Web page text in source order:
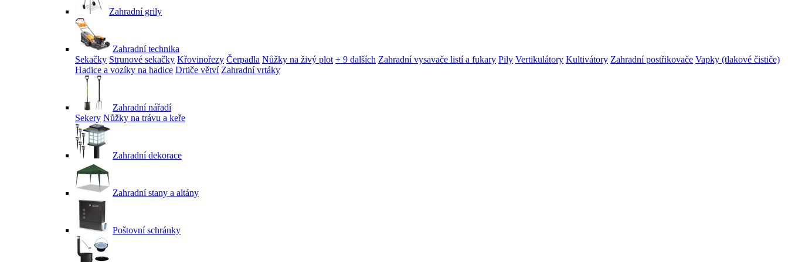
Zahradní grily
Zahradní technika
Sekačky Strunové sekačky Křovinořezy Čerpadla Nůžky na živý plot + 9 dalších Zahradní vysavače listí a fukary Pily Vertikulátory Kultivátory Zahradní postřikovače Vapky (tlakové čističe)
Hadice a vozíky na hadice Drtiče větví Zahradní vrtáky
Zahradní nářadí
Sekery Nůžky na trávu a keře
Zahradní dekorace
Zahradní stany a altány
Poštovní schránky